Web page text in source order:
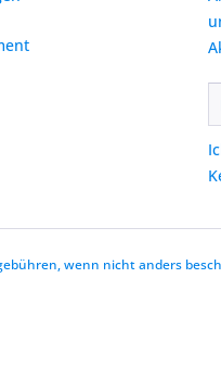
wenn nicht anders